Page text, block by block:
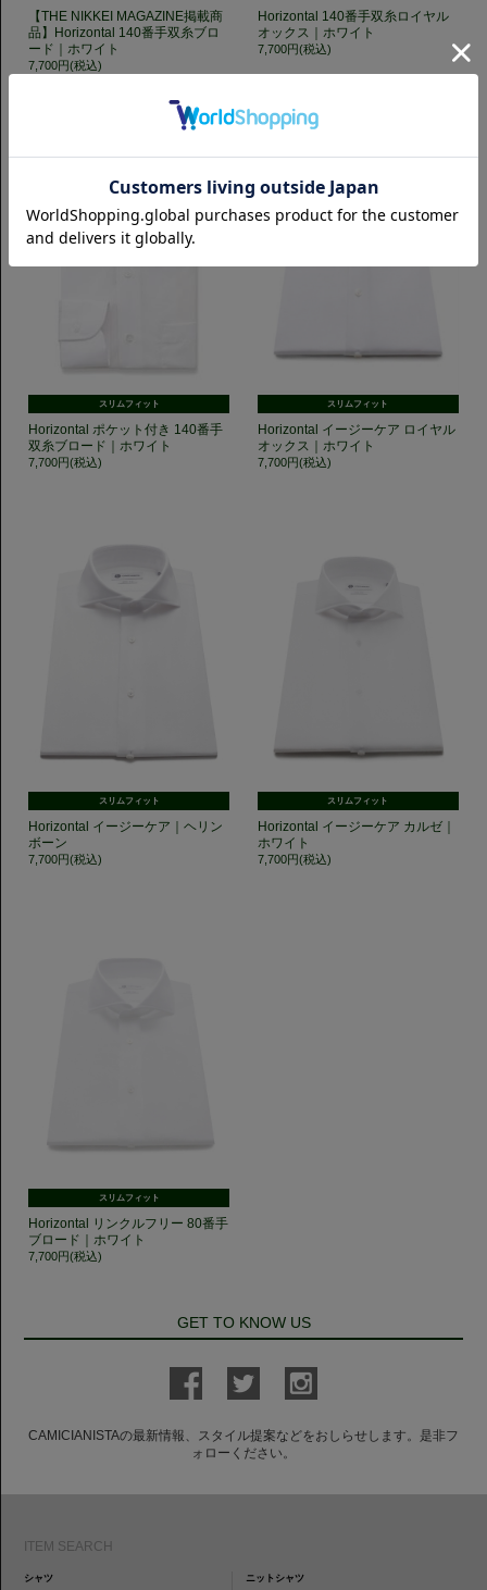
【THE NIKKEI MAGAZINE掲載商
品】Horizontal 140番手双糸ブロ
ード｜ホワイト
7,700円(税込)
Horizontal 140番手双糸ロイヤル
オックス｜ホワイト
7,700円(税込)
スリムフィット
Horizontal ポケット付き 140番手
双糸ブロード｜ホワイト
7,700円(税込)
スリムフィット
Horizontal イージーケア ロイヤル
オックス｜ホワイト
7,700円(税込)
スリムフィット
Horizontal イージーケア｜ヘリン
ボーン
7,700円(税込)
スリムフィット
Horizontal イージーケア カルゼ｜
ホワイト
7,700円(税込)
スリムフィット
Horizontal リンクルフリー 80番手
ブロード｜ホワイト
7,700円(税込)
GET TO KNOW US
CAMICIANISTAの最新情報、スタイル提案などをおしらせします。是非フ
ォローください。
ITEM SEARCH
シャツ ニットシャツ